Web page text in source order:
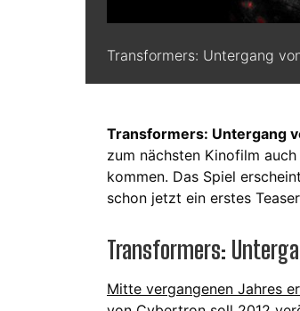
Transformers: Untergang
Transformers: Untergang
zum nächsten Kinofilm
kommen. Das Spiel
schon jetzt ein erstes
Transformers:
Mitte vergangenen Jahres